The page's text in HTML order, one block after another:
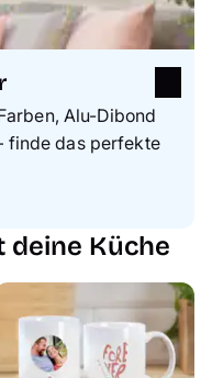
Alu-Dibond
finde das perfekte
deine Küche